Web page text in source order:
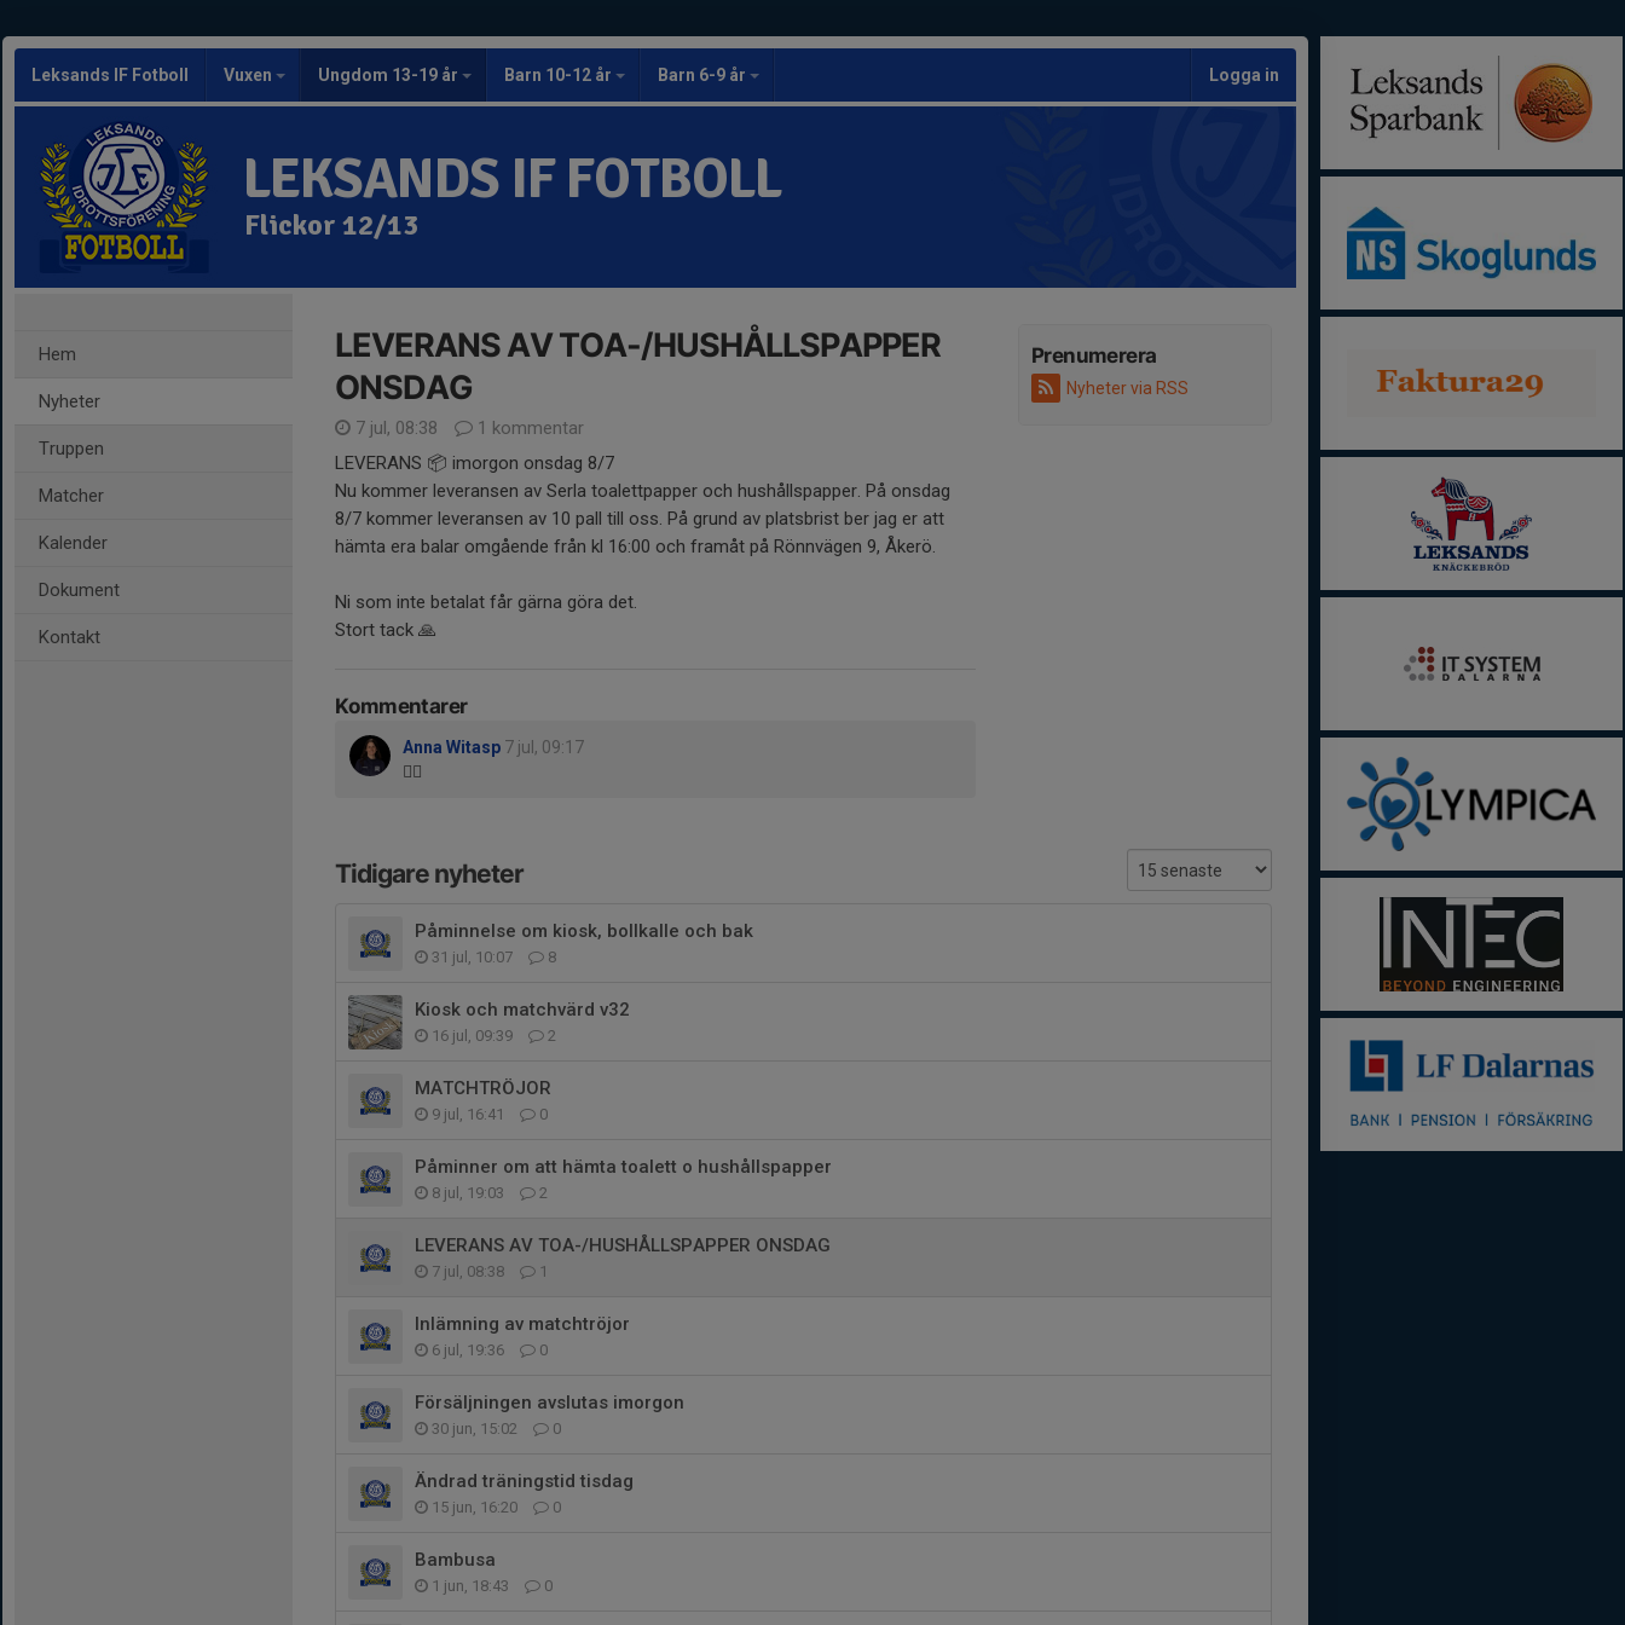
Leksands IF Fotboll Vuxen Ungdom 13-19 år Barn 10-12 år Barn 6-9 år Logga in
LEKSANDS IF FOTBOLL
Flickor 12/13
Hem
Nyheter
Truppen
Matcher
Kalender
Dokument
Kontakt
Prenumerera
Nyheter via RSS
LEVERANS AV TOA-/HUSHÅLLSPAPPER
ONSDAG
7 jul, 08:38
1 kommentar
LEVERANS 📦 imorgon onsdag 8/7
Nu kommer leveransen av Serla toalettpapper och hushållspapper. På onsdag
8/7 kommer leveransen av 10 pall till oss. På grund av platsbrist ber jag er att
hämta era balar omgående från kl 16:00 och framåt på Rönnvägen 9, Åkerö.
Ni som inte betalat får gärna göra det.
Stort tack 🙏
Kommentarer
Anna Witasp 7 jul, 09:17
👍🏻
Tidigare nyheter
Påminnelse om kiosk, bollkalle och bak
31 jul, 10:07 8
Kiosk och matchvärd v32
16 jul, 09:39 2
MATCHTRÖJOR
9 jul, 16:41 0
Påminner om att hämta toalett o hushållspapper
8 jul, 19:03 2
LEVERANS AV TOA-/HUSHÅLLSPAPPER ONSDAG
7 jul, 08:38 1
Inlämning av matchtröjor
6 jul, 19:36 0
Försäljningen avslutas imorgon
30 jun, 15:02 0
Ändrad träningstid tisdag
15 jun, 16:20 0
Bambusa
1 jun, 18:43 0